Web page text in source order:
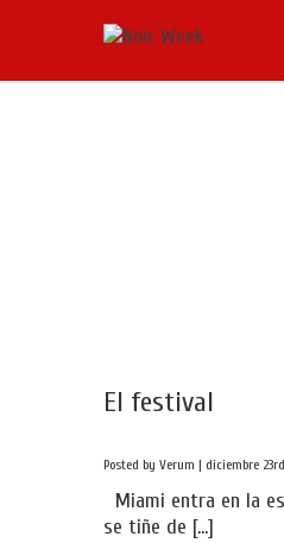
El festival
Posted by Verum | diciembre
Miami entra en la
se tiñe de […]